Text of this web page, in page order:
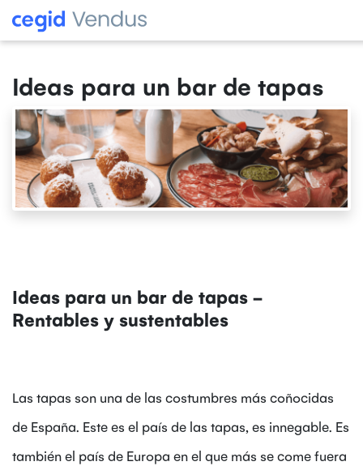
Ideas para un bar de tapas
Ideas para un bar de tapas -
Rentables y sustentables
Las tapas son una de las costumbres más coñocidas
de España. Este es el país de las tapas, es innegable. Es
también el país de Europa en el que más se come fuera